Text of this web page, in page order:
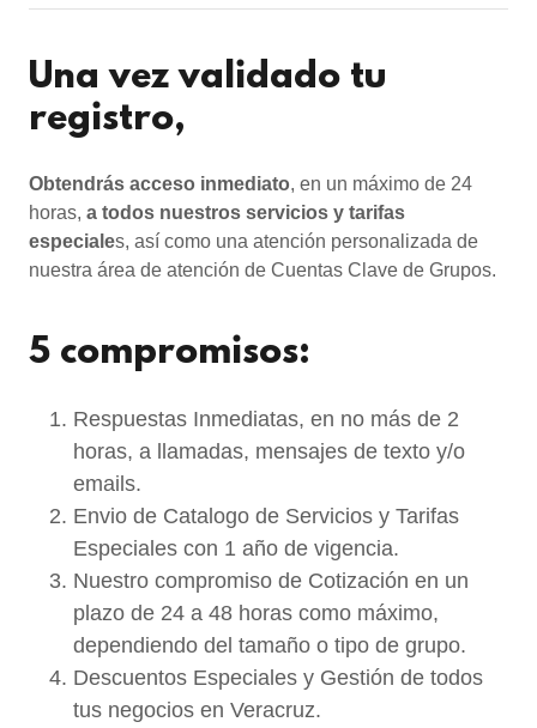
Una vez validado tu
registro,
Obtendrás acceso inmediato, en un máximo de 24
horas, a todos nuestros servicios y tarifas
especiales, así como una atención personalizada de
nuestra área de atención de Cuentas Clave de Grupos.
5 compromisos:
Respuestas Inmediatas, en no más de 2
horas, a llamadas, mensajes de texto y/o
emails.
Envio de Catalogo de Servicios y Tarifas
Especiales con 1 año de vigencia.
Nuestro compromiso de Cotización en un
plazo de 24 a 48 horas como máximo,
dependiendo del tamaño o tipo de grupo.
Descuentos Especiales y Gestión de todos
tus negocios en Veracruz.